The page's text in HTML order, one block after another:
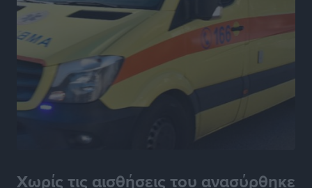
Χωρίς τις αισθήσεις του ανασύρθηκε